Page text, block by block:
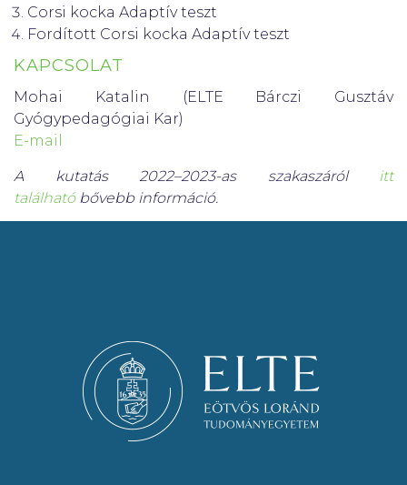
Corsi kocka Adaptív teszt
Fordított Corsi kocka Adaptív teszt
KAPCSOLAT
Mohai Katalin (ELTE Bárczi Gusztáv
Gyógypedagógiai Kar)
E-mail
A kutatás 2022–2023-as szakaszáról itt
találhatóbővebb információ.